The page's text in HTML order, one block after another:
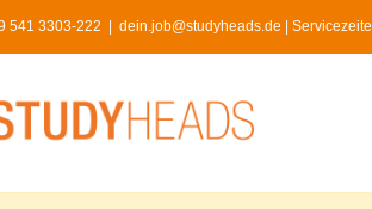
541 3303-222 dein.job@studyheads.de |